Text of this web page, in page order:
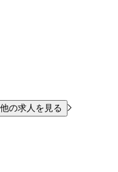
の求人を見る